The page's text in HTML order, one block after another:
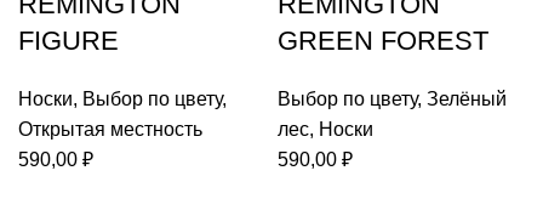
FIGURE
Носки, Выбор по цвету,
Открытая местность
590,00 ₽
GREEN FOREST
Выбор по цвету, Зелёный
лес, Носки
590,00 ₽